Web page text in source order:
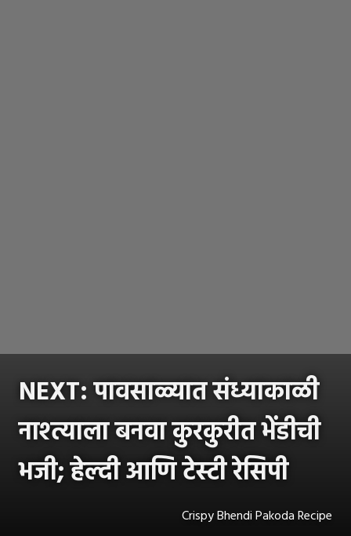
NEXT: पावसाळ्यात संध्याकाळी
नाश्त्याला बनवा कुरकुरीत भेंडीची
भजी; हेल्दी आणि टेस्टी रेसिपी
Crispy Bhendi Pakoda Recipe